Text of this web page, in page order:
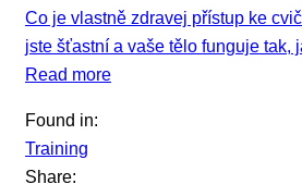
Co je vlastně zdravej přístup ke
jste šťastní a vaše tělo funguje tak,
Read more
Found in:
Training
Share: